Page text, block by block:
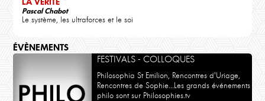
Pascal Chabot
Le système, les ultraforces et le soi
ÉVÈNEMENTS
FESTIVALS - COLLOQUES
Philosophia St Emilion, Rencontres d'Uriage,
Rencontres de Sophie...Les grands événements
philo sont sur Philosophies.tv